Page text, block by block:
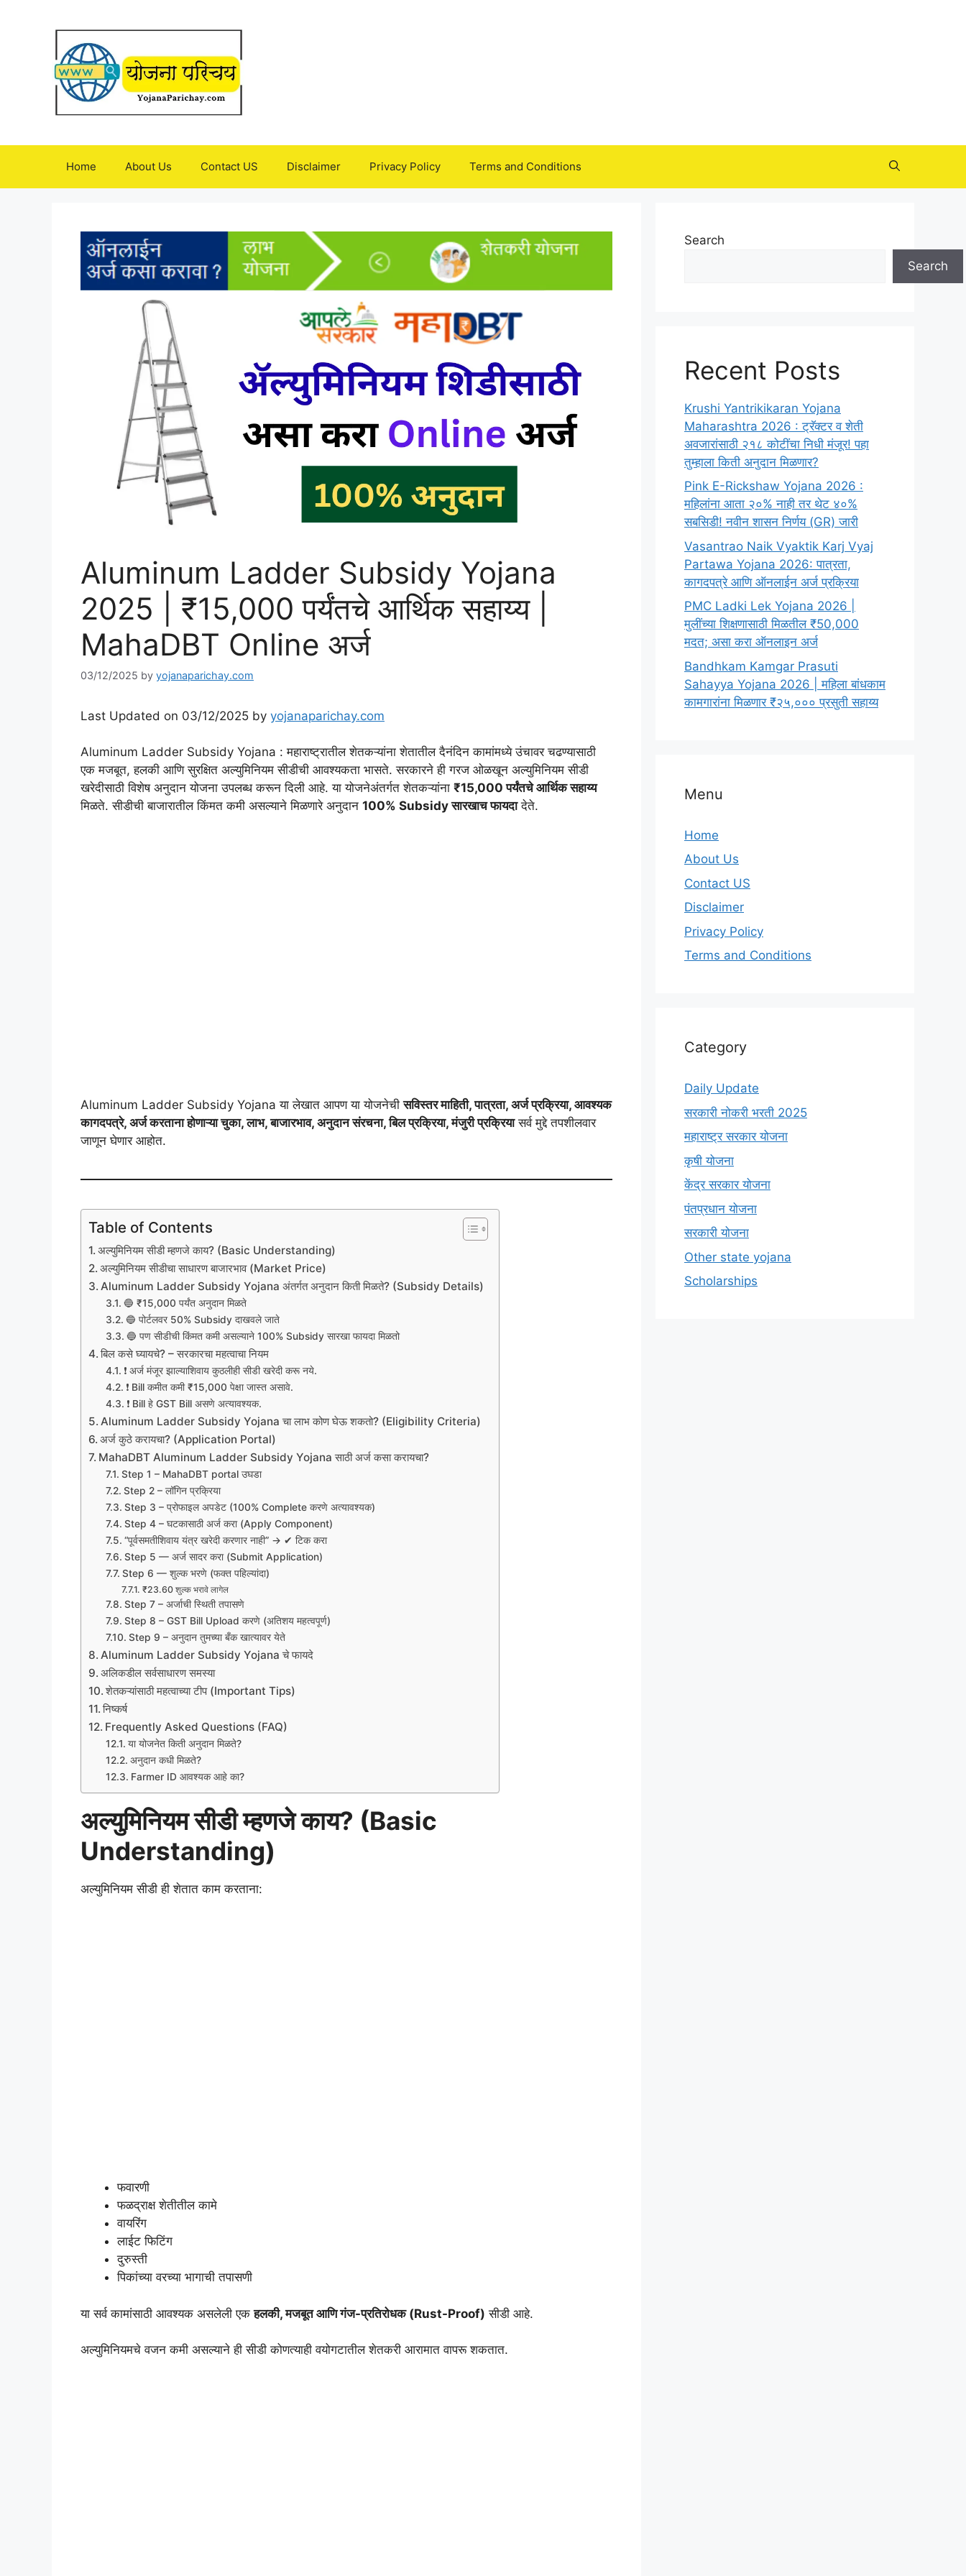
Home About Us Contact US Disclaimer Privacy Policy Terms and Conditions
Aluminum Ladder Subsidy Yojana
2025 | ₹15,000 पर्यंतचे आर्थिक सहाय्य |
MahaDBT Online अर्ज
03/12/2025 by yojanaparichay.com
Last Updated on 03/12/2025 by yojanaparichay.com
Aluminum Ladder Subsidy Yojana : महाराष्ट्रातील शेतकऱ्यांना शेतातील दैनंदिन कामांमध्ये उंचावर चढण्यासाठी
एक मजबूत, हलकी आणि सुरक्षित अल्युमिनियम सीडीची आवश्यकता भासते. सरकारने ही गरज ओळखून अल्युमिनियम सीडी
खरेदीसाठी विशेष अनुदान योजना उपलब्ध करून दिली आहे. या योजनेअंतर्गत शेतकऱ्यांना ₹15,000 पर्यंतचे आर्थिक सहाय्य
मिळते. सीडीची बाजारातील किंमत कमी असल्याने मिळणारे अनुदान 100% Subsidy सारखाच फायदादेते.
Aluminum Ladder Subsidy Yojana या लेखात आपण या योजनेचीसविस्तर माहिती, पात्रता, अर्ज प्रक्रिया, आवश्यक
कागदपत्रे, अर्ज करताना होणाऱ्या चुका, लाभ, बाजारभाव, अनुदान संरचना, बिल प्रक्रिया, मंजुरी प्रक्रियासर्व मुद्दे तपशीलवार
जाणून घेणार आहोत.
Table of Contents
अल्युमिनियम सीडी म्हणजे काय? (Basic Understanding)
अल्युमिनियम सीडीचा साधारण बाजारभाव (Market Price)
Aluminum Ladder Subsidy Yojana अंतर्गत अनुदान किती मिळते? (Subsidy Details)
🔵 ₹15,000 पर्यंत अनुदान मिळते
🔵 पोर्टलवर 50% Subsidy दाखवले जाते
🔵 पण सीडीची किंमत कमी असल्याने 100% Subsidy सारखा फायदा मिळतो
बिल कसे घ्यायचे? – सरकारचा महत्वाचा नियम
❗ अर्ज मंजूर झाल्याशिवाय कुठलीही सीडी खरेदी करू नये.
❗ Bill कमीत कमी ₹15,000 पेक्षा जास्त असावे.
❗ Bill हे GST Bill असणे अत्यावश्यक.
Aluminum Ladder Subsidy Yojana चा लाभ कोण घेऊ शकतो? (Eligibility Criteria)
अर्ज कुठे करायचा? (Application Portal)
MahaDBT Aluminum Ladder Subsidy Yojana साठी अर्ज कसा करायचा?
Step 1 – MahaDBT portal उघडा
Step 2 – लॉगिन प्रक्रिया
Step 3 – प्रोफाइल अपडेट (100% Complete करणे अत्यावश्यक)
Step 4 – घटकासाठी अर्ज करा (Apply Component)
“पूर्वसमतीशिवाय यंत्र खरेदी करणार नाही” → ✔ टिक करा
Step 5 — अर्ज सादर करा (Submit Application)
Step 6 — शुल्क भरणे (फक्त पहिल्यांदा)
₹23.60 शुल्क भरावे लागेल
Step 7 – अर्जाची स्थिती तपासणे
Step 8 – GST Bill Upload करणे (अतिशय महत्वपूर्ण)
Step 9 – अनुदान तुमच्या बँक खात्यावर येते
Aluminum Ladder Subsidy Yojana चे फायदे
अलिकडील सर्वसाधारण समस्या
शेतकऱ्यांसाठी महत्वाच्या टीप (Important Tips)
निष्कर्ष
Frequently Asked Questions (FAQ)
या योजनेत किती अनुदान मिळते?
अनुदान कधी मिळते?
Farmer ID आवश्यक आहे का?
अल्युमिनियम सीडी म्हणजे काय? (Basic
Understanding)
अल्युमिनियम सीडी ही शेतात काम करताना:
फवारणी
फळद्राक्ष शेतीतील कामे
वायरिंग
लाईट फिटिंग
दुरुस्ती
पिकांच्या वरच्या भागाची तपासणी
या सर्व कामांसाठी आवश्यक असलेली एकहलकी, मजबूत आणि गंज-प्रतिरोधक (Rust-Proof) सीडी आहे.
अल्युमिनियमचे वजन कमी असल्याने ही सीडी कोणत्याही वयोगटातील शेतकरी आरामात वापरू शकतात.
Search
Search
Recent Posts
Krushi Yantrikikaran Yojana
Maharashtra 2026 : ट्रॅक्टर व शेती
अवजारांसाठी २१८ कोटींचा निधी मंजूर! पहा
तुम्हाला किती अनुदान मिळणार?
Pink E-Rickshaw Yojana 2026 :
महिलांना आता २०% नाही तर थेट ४०%
सबसिडी! नवीन शासन निर्णय (GR) जारी
Vasantrao Naik Vyaktik Karj Vyaj
Partawa Yojana 2026: पात्रता,
कागदपत्रे आणि ऑनलाईन अर्ज प्रक्रिया
PMC Ladki Lek Yojana 2026 |
मुलींच्या शिक्षणासाठी मिळतील ₹50,000
मदत; असा करा ऑनलाइन अर्ज
Bandhkam Kamgar Prasuti
Sahayya Yojana 2026 | महिला बांधकाम
कामगारांना मिळणार ₹२५,००० प्रसुती सहाय्य
Menu
Home
About Us
Contact US
Disclaimer
Privacy Policy
Terms and Conditions
Category
Daily Update
सरकारी नोकरी भरती 2025
महाराष्ट्र सरकार योजना
कृषी योजना
केंद्र सरकार योजना
पंतप्रधान योजना
सरकारी योजना
Other state yojana
Scholarships